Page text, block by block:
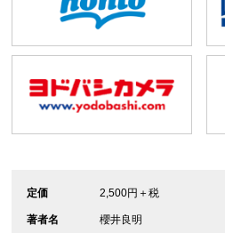
定価 2,500円＋税
著者名 櫻井良明